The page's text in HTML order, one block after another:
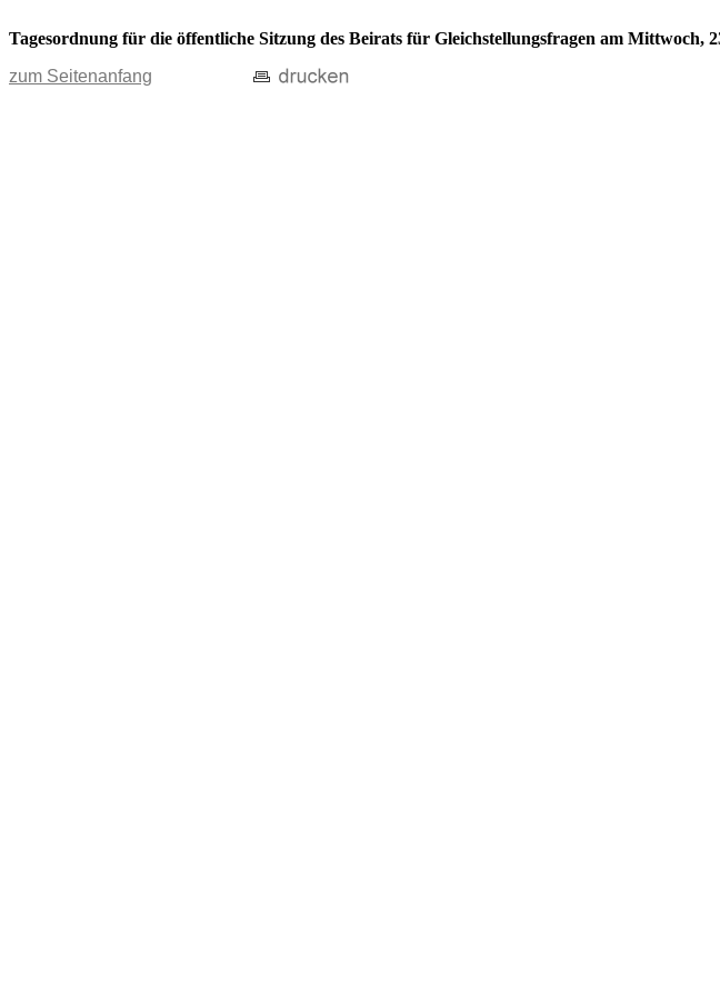
Tagesordnung für die öffentliche Sitzung des Beirats für Gleichstellungsfragen am
zum Seitenanfang